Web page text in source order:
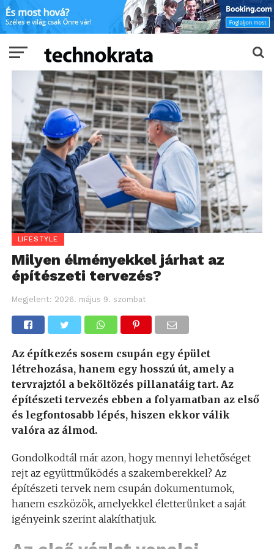
LIFESTYLE
Milyen élményekkel járhat az
építészeti tervezés?
Megjelent: 2026. május 9. szombat
Az építkezés sosem csupán egy épület
létrehozása, hanem egy hosszú út, amely a
tervrajztól a beköltözés pillanatáig tart. Az
építészeti tervezés ebben a folyamatban az első
és legfontosabb lépés, hiszen ekkor válik
valóra az álmod.
Gondolkodtál már azon, hogy mennyi lehetőséget
rejt az együttműködés a szakemberekkel? Az
építészeti tervek nem csupán dokumentumok,
hanem eszközök, amelyekkel életterünket a saját
igényeink szerint alakíthatjuk.